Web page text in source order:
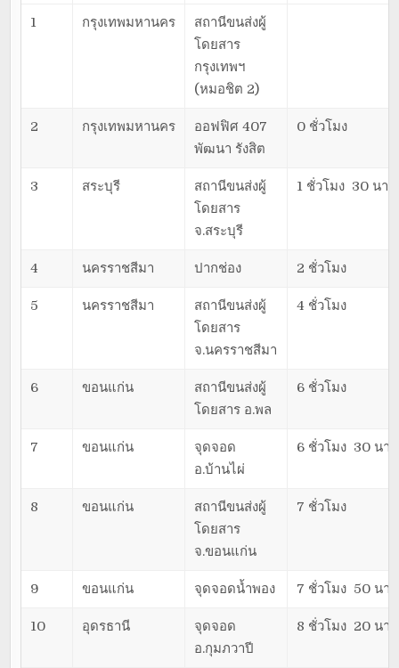
1 กรุงเทพมหานคร
สถานีขนส่งผู้
โดยสาร
กรุงเทพฯ
(หมอชิต 2)
2 กรุงเทพมหานคร
ออฟฟิศ 407
พัฒนา รังสิต
0 ชั่วโมง
3 สระบุรี
สถานีขนส่งผู้
โดยสาร
จ.สระบุรี
1 ชั่วโมง 30 นาที
4 นครราชสีมา ปากช่อง 2 ชั่วโมง
5 นครราชสีมา
สถานีขนส่งผู้
โดยสาร
จ.นครราชสีมา
4 ชั่วโมง
6 ขอนแก่น
สถานีขนส่งผู้
โดยสาร อ.พล
6 ชั่วโมง
7 ขอนแก่น
จุดจอด
อ.บ้านไผ่
6 ชั่วโมง 30 นาที
8 ขอนแก่น
สถานีขนส่งผู้
โดยสาร
จ.ขอนแก่น
7 ชั่วโมง
9 ขอนแก่น จุดจอดน้ำพอง 7 ชั่วโมง 50 นาที
10 อุดรธานี
จุดจอด
อ.กุมภวาปี
8 ชั่วโมง 20 นาที